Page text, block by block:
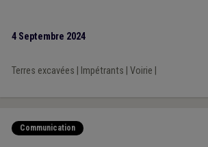
4 Septembre 2024
Terres excavées Impétrants Voirie
Communication